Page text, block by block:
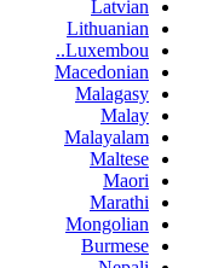
Latvian
Lithuanian
Luxembou..
Macedonian
Malagasy
Malay
Malayalam
Maltese
Maori
Marathi
Mongolian
Burmese